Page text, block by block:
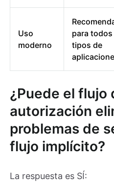
Uso
moderno
para todos
tipos de
¿Puede el flujo
autorización
problemas de
flujo implícito?
La respuesta es SÍ: